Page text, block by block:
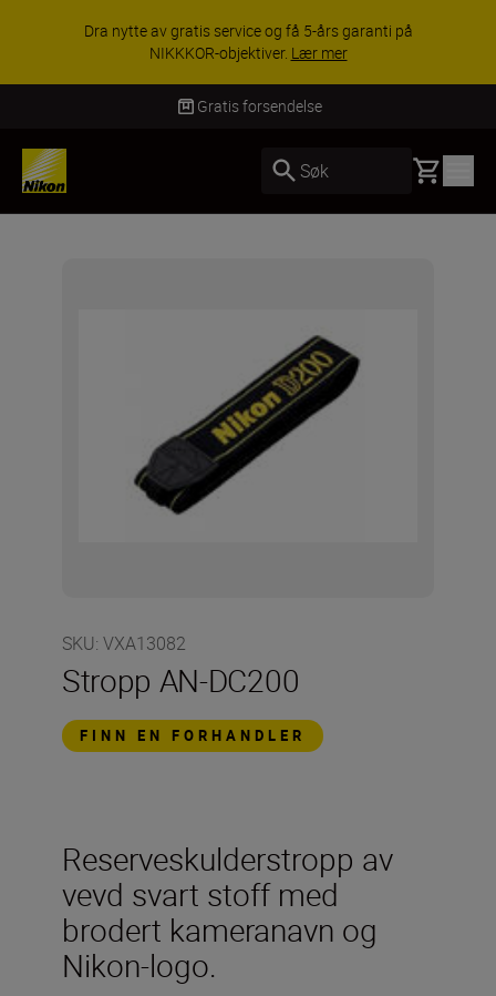
Dra nytte av gratis service og få 5-års garanti på
NIKKKOR-objektiver. Lær mer
Gratis forsendelse
Søk Basket
SKU: VXA13082
Stropp AN-DC200
FINN EN FORHANDLER
Reserveskulderstropp av
vevd svart stoff med
brodert kameranavn og
Nikon-logo.